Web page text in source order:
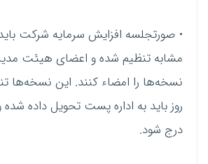
• صورتجلسه افزایش سرمایه شرکت
مشابه تنظیم شده و اعضای هیئت
نسخه‌ها را امضاء کنند. این نسخه‌ها
روز باید به اداره پست تحویل داده
درج شود.